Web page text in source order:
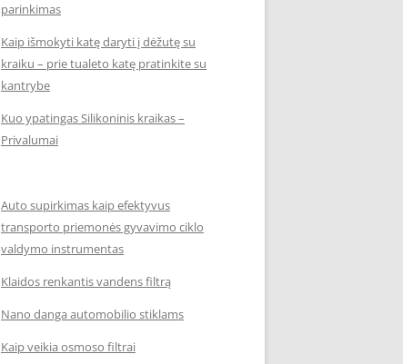
parinkimas
Kaip išmokyti katę daryti į dėžutę su
kraiku – prie tualeto katę pratinkite su
kantrybe
Kuo ypatingas Silikoninis kraikas –
Privalumai
Auto supirkimas kaip efektyvus
transporto priemonės gyvavimo ciklo
valdymo instrumentas
Klaidos renkantis vandens filtrą
Nano danga automobilio stiklams
Kaip veikia osmoso filtrai